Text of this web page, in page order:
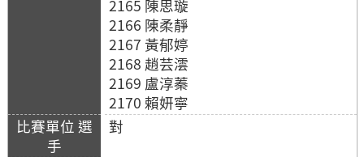
2165 陳思璇
2166 陳柔靜
2167 黃郁婷
2168 趙芸澐
2169 盧淳蓁
2170 賴妍寧
對